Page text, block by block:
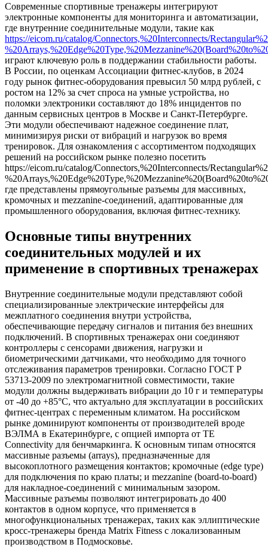
Современные спортивные тренажеры интегрируют
электронные компоненты для мониторинга и автоматизации,
где внутренние соединительные модули, такие как
https://eicom.ru/catalog/Connectors,%20Interconnects/
играют ключевую роль в поддержании стабильности работы.
В России, по оценкам Ассоциации фитнес-клубов, в 2024
году рынок фитнес-оборудования превысил 50 млрд рублей, с
ростом на 12% за счет спроса на умные устройства, но
поломки электроники составляют до 18% инцидентов по
данным сервисных центров в Москве и Санкт-Петербурге.
Эти модули обеспечивают надежное соединение плат,
минимизируя риски от вибраций и нагрузок во время
тренировок. Для ознакомления с ассортиментом подходящих
решений на российском рынке полезно посетить
https://eicom.ru/catalog/Connectors,%20Interconnects/
где представлены прямоугольные разъемы для массивных,
кромочных и mezzanine-соединений, адаптированные для
промышленного оборудования, включая фитнес-технику.
Основные типы внутренних
соединительных модулей и их
применение в спортивных тренажерах
Внутренние соединительные модули представляют собой
специализированные электрические интерфейсы для
межплатного соединения внутри устройства,
обеспечивающие передачу сигналов и питания без внешних
подключений. В спортивных тренажерах они соединяют
контроллеры с сенсорами движения, нагрузки и
биометрическими датчиками, что необходимо для точного
отслеживания параметров тренировки. Согласно ГОСТ Р
53713-2009 по электромагнитной совместимости, такие
модули должны выдерживать вибрации до 10 г и температуры
от -40 до +85°C, что актуально для эксплуатации в российских
фитнес-центрах с переменным климатом. На российском
рынке доминируют компоненты от производителей вроде
ВЭЛМА в Екатеринбурге, с опцией импорта от TE
Connectivity для бенчмаркинга. К основным типам относятся
массивные разъемы (arrays), предназначенные для
высокоплотного размещения контактов; кромочные (edge type)
для подключения по краю платы; и mezzanine (board-to-board)
для накладное-соединений с минимальным зазором.
Массивные разъемы позволяют интегрировать до 400
контактов в одном корпусе, что применяется в
многофункциональных тренажерах, таких как эллиптические
кросс-тренажеры бренда Matrix Fitness с локализованным
производством в Подмосковье.